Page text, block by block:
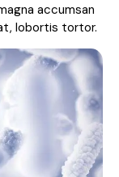
accumsan
lobortis tortor.